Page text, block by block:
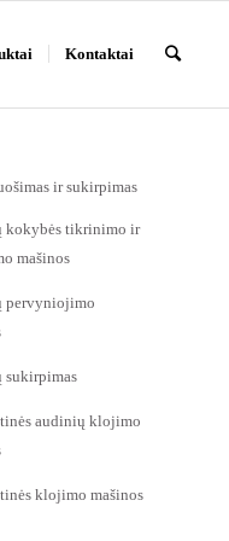
Kontaktai
ir sukirpimas
kokybės tikrinimo ir
mašinos
pervyniojimo
audinių klojimo
klojimo mašinos